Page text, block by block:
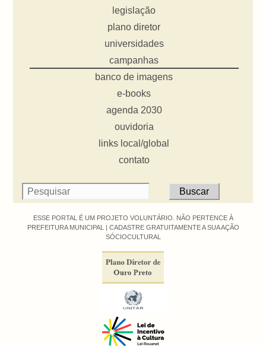
legislação
plano diretor
universidades
campanhas
banco de imagens
e-books
agenda 2030
ouvidoria
links local/global
contato
ESSE PORTAL É UM PROJETO VOLUNTÁRIO. NÃO PERTENCE À
PREFEITURA MUNICIPAL | CADASTRE GRATUITAMENTE A SUA AÇÃO
SÓCIOCULTURAL